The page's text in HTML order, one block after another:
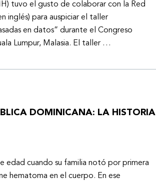
tuvo el gusto de colaborar con la Red
inglés) para auspiciar el taller
en datos” durante el Congreso
Lumpur, Malasia. El taller …
DOMINICANA: LA HISTORIA
edad cuando su familia notó por primera
hematoma en el cuerpo. En ese